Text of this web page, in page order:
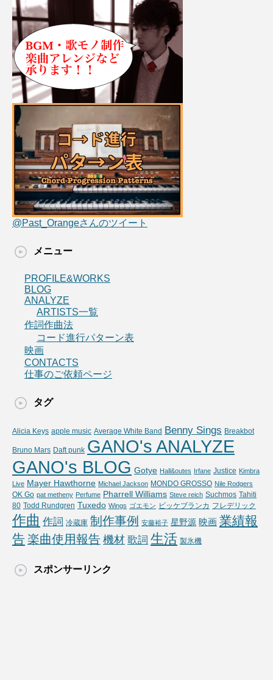
@Past_Orangeさんのツイート
メニュー
PROFILE&WORKS
BLOG
ANALYZE
ARTISTS一覧
作詞作曲法
コード進行パターン表
映画
CONTACTS
仕事のご依頼ページ
タグ
Alicia Keys apple music Average White Band Benny Sings Breakbot
Bruno Mars Daft punk GANO's ANALYZE
GANO's BLOG Gotye Hall&outes Irfane Justice Kimbra
Live Mayer Hawthorne Michael Jackson MONDO GROSSO Nile Rodgers
OK Go pat metheny Perfume Pharrell Williams Steve reich Suchmos Tahiti
80 Todd Rundgren Tuxedo Wings ゴエモン ビッケブランカ フレデリック
作曲 作詞 冷蔵庫 制作事例 安藤裕子 星野源 映画 業績報
告楽曲使用報告機材 歌詞 生活 製氷機
スポンサーリンク